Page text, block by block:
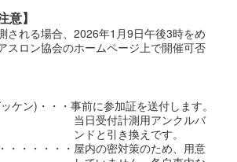
意】
される場合、2026年1月9日午後3時をめ
スロン協会のホームページ上で開催可否
ケン)・・・事前に参加証を送付します。
当日受付計測用アンクルバ
ンドと引き換えです。
・・・・・・屋内の密対策のため、用意